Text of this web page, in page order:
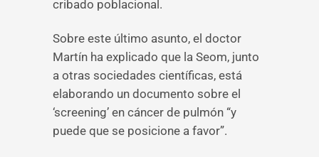
cribado poblacional.
Sobre este último asunto, el doctor
Martín ha explicado que la Seom, junto
a otras sociedades científicas, está
elaborando un documento sobre el
‘screening’ en cáncer de pulmón “y
puede que se posicione a favor”.